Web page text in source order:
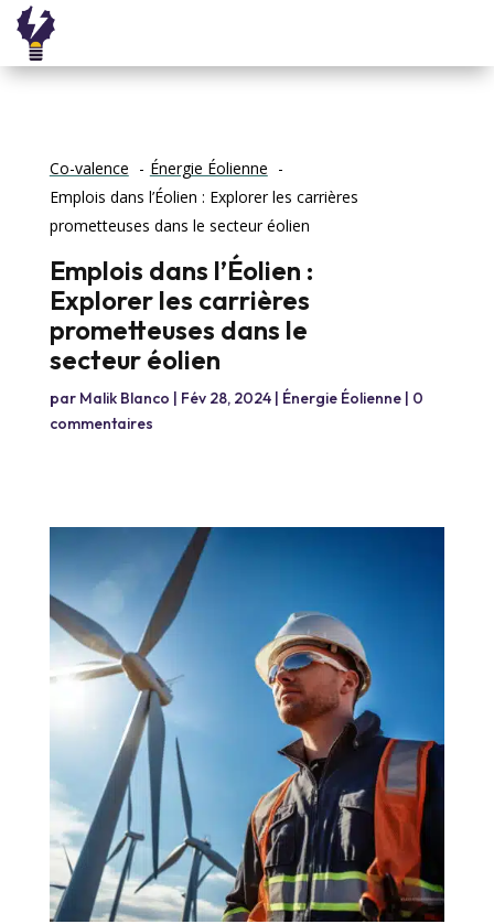
Co-valence
Énergie Éolienne
Emplois dans l’Éolien : Explorer les carrières
prometteuses dans le secteur éolien
Emplois dans l’Éolien :
Explorer les carrières
prometteuses dans le
secteur éolien
par Malik Blanco | Fév 28, 2024| Énergie Éolienne| 0
commentaires